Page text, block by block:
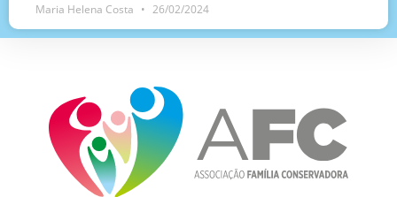
Maria Helena Costa 26/02/2024